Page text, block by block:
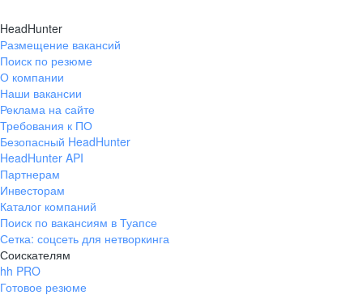
HeadHunter
Размещение вакансий
Поиск по резюме
О компании
Наши вакансии
Реклама на сайте
Требования к ПО
Безопасный HeadHunter
HeadHunter API
Партнерам
Инвесторам
Каталог компаний
Поиск по вакансиям в Туапсе
Сетка: соцсеть для нетворкинга
Соискателям
hh PRO
Готовое резюме